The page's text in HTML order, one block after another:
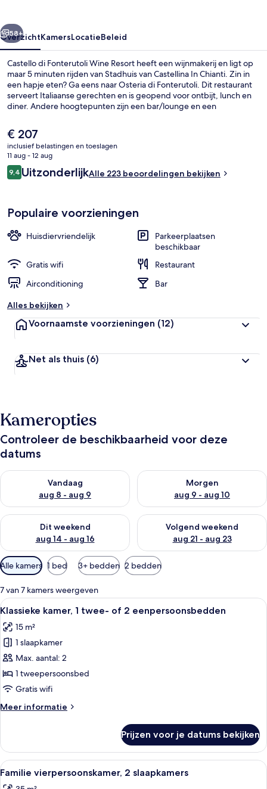
Volgende
58+
OverzichtKamersLocatieBeleid
Castello di Fonterutoli Wine Resort heeft een wijnmakerij en ligt op
maar 5 minuten rijden van Stadhuis van Castellina In Chianti. Zin in
een hapje eten? Ga eens naar Osteria di Fonterutoli. Dit restaurant
serveert Italiaanse gerechten en is geopend voor ontbijt, lunch en
diner. Andere hoogtepunten zijn een bar/lounge en een
behulpzame personeel.
De
huidige
prijs
is
€ 207
€ 207
inclusief belastingen en toeslagen
11 aug - 12 aug
Beoordelingen
9,49,4 op 10 –
UitzonderlijkAlle 223 beoordelingen bekijken
Populaire voorzieningen
Huisdiervriendelijk
Parkeerplaatsen
beschikbaar
Gratis wifi
Restaurant
Airconditioning
Bar
Alles bekijken
Voornaamste voorzieningen (12)
Net als thuis (6)
Kameropties
Controleer de beschikbaarheid voor deze
datums
Vandaag
aug 8 - aug 9
De beschikbaarheid controleren voor vanavond aug 8 - aug 9
Morgen
aug 9 - aug 10
De beschikbaarheid
Dit weekend
aug 14 - aug 16
De beschikbaarheid controleren voor dit weekend aug 14 -
Volgend weekend
aug 21 - aug 23
De beschikbaarheid
Beschikbare
filters
voor
kamers
Alle kamers 1 bed 3+ bedden 2 bedden
7 van 7 kamers weergeven
Alle
foto's
voor
Klassieke
kamer,
1
twee-
2
Een slaapkamer met een houten
7
Klassieke kamer, 1 twee- of 2 eenpersoonsbedden
15 m²
1 slaapkamer
Max. aantal: 2
1 tweepersoonsbed
Gratis wifi
Meer informatie
Meer
kamer,
twee-
Prijzen voor je datums bekijken
Alle
foto's
Een slaapkamer met een groot bed,
6
Familie vierpersoonskamer, 2 slaapkamers